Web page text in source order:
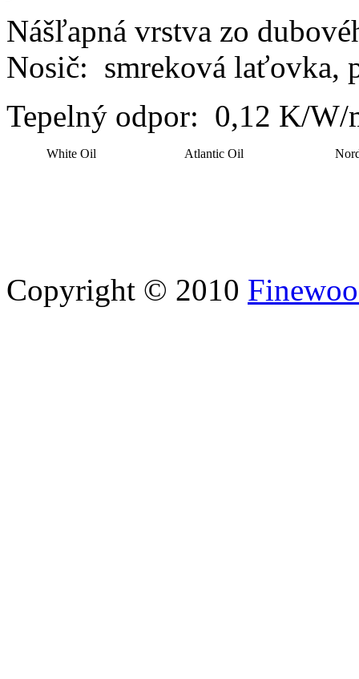
Nášľapná vrstva zo
Nosič: smreková laťovka,
Tepelný odpor: 0,12 K/W/
White Oil Atlantic Oil
Copyright © 2010